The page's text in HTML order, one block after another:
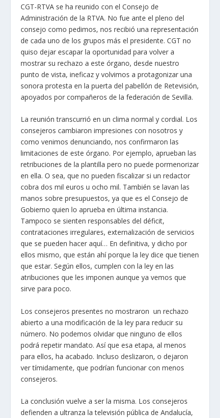
CGT-RTVA se ha reunido con el Consejo de
Administración de la RTVA. No fue ante el pleno del
consejo como pedimos, nos recibió una representación
de cada uno de los grupos más el presidente. CGT no
quiso dejar escapar la oportunidad para volver a
mostrar su rechazo a este órgano, desde nuestro
punto de vista, ineficaz y volvimos a protagonizar una
sonora protesta en la puerta del pabellón de Retevisión,
apoyados por compañeros de la federación de Sevilla.
La reunión transcurrió en un clima normal y cordial. Los
consejeros cambiaron impresiones con nosotros y
como venimos denunciando, nos confirmaron las
limitaciones de este órgano. Por ejemplo, aprueban las
retribuciones de la plantilla pero no puede pormenorizar
en ella. O sea, que no pueden fiscalizar si un redactor
cobra dos mil euros u ocho mil. También se lavan las
manos sobre presupuestos, ya que es el Consejo de
Gobierno quien lo aprueba en última instancia.
Tampoco se sienten responsables del déficit,
contrataciones irregulares, externalización de servicios
que se pueden hacer aquí… En definitiva, y dicho por
ellos mismo, que están ahí porque la ley dice que tienen
que estar. Según ellos, cumplen con la ley en las
atribuciones que les imponen aunque ya vemos que
sirve para poco.
Los consejeros presentes no mostraron un rechazo
abierto a una modificación de la ley para reducir su
número. No podemos olvidar que ninguno de ellos
podrá repetir mandato. Así que esa etapa, al menos
para ellos, ha acabado. Incluso deslizaron, o dejaron
ver tímidamente, que podrían funcionar con menos
consejeros.
La conclusión vuelve a ser la misma. Los consejeros
defienden a ultranza la televisión pública de Andalucía,